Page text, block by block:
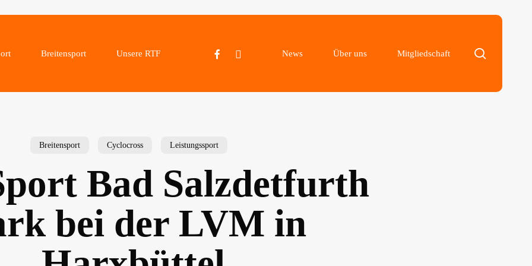
Breitensport Unsere RTF News Über uns Mitgliedschaft
facebookinstagram
Breitensport Cyclocross Leistungssport
Bad Salzdetfurth
bei der LVM in